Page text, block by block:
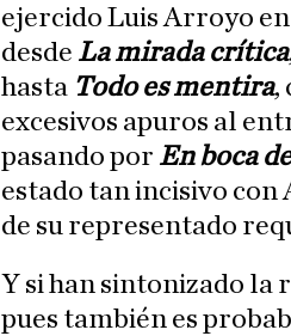
ejercido Luis Arroyo
desde La mirada crítica
hasta Todo es mentira,
excesivos apuros al
pasando por En boca
estado tan incisivo
de su representado
Y si han sintonizado la
pues también es